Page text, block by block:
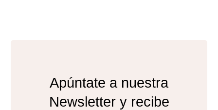
Apúntate a nuestra
Newsletter y recibe